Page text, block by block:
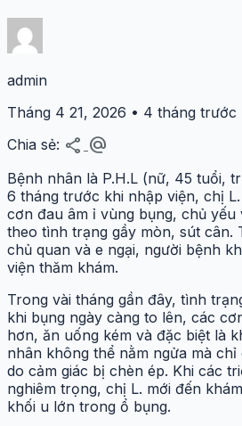
admin
Tháng 4 21, 2026 • 4 tháng trước
Chia sẻ: share alternate_email
Bệnh nhân là P.H.L (nữ, 45 tuổi,
6 tháng trước khi nhập viện, chị
cơn đau âm ỉ vùng bụng, chủ yếu
theo tình trạng gầy mòn, sút cân.
chủ quan và e ngại, người bệnh
viện thăm khám.
Trong vài tháng gần đây, tình
khi bụng ngày càng to lên, các
hơn, ăn uống kém và đặc biệt là
nhân không thể nằm ngửa mà
do cảm giác bị chèn ép. Khi các
nghiêm trọng, chị L. mới đến
khối u lớn trong ổ bụng.